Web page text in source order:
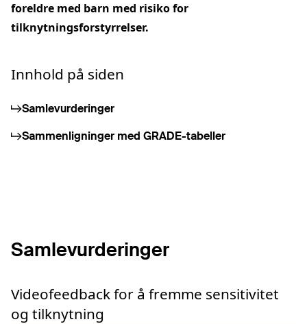
foreldre med barn med risiko for
tilknytningsforstyrrelser.
Innhold på siden
Samlevurderinger
Sammenligninger med GRADE-tabeller
Samlevurderinger
Videofeedback for å fremme sensitivitet
og tilknytning